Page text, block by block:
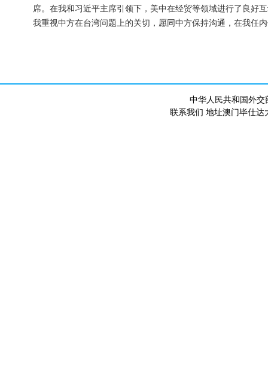
席。在我和习近平主席引领下，美中在经贸等领域进行了良好
我重视中方在台湾问题上的关切，愿同中方保持沟通，在我任
中华人民共和国外
联系我们 地址澳门毕仕